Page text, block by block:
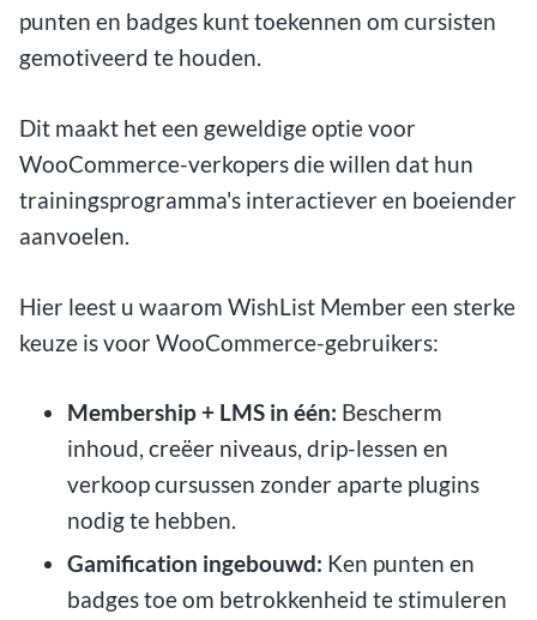
punten en badges kunt toekennen om cursisten
gemotiveerd te houden.
Dit maakt het een geweldige optie voor
WooCommerce-verkopers die willen dat hun
trainingsprogramma's interactiever en boeiender
aanvoelen.
Hier leest u waarom WishList Member een sterke
keuze is voor WooCommerce-gebruikers:
Membership + LMS in één: Bescherm
inhoud, creëer niveaus, drip-lessen en
verkoop cursussen zonder aparte plugins
nodig te hebben.
Gamification ingebouwd: Ken punten en
badges toe om betrokkenheid te stimuleren